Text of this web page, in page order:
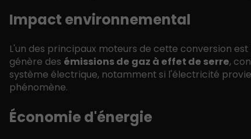
Impact environnemental
L'un des principaux moteurs de cette conversion
génère des émissions de gaz à effet de serre,
système électrique, notamment si l'électricité
phénomène.
Économie d'énergie